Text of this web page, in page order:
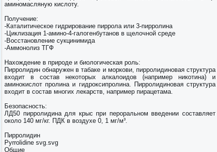
аминомасляную кислоту.
Получение:
-Каталитическое гидрирование пиррола или 3-пирролина
-Циклизация 1-амино-4-галогенбутанов в щелочной среде
-Восстановление сукцинимида
-Аммонолиз ТГФ
Нахождение в природе и биологическая роль:
Пирролидин обнаружен в табаке и моркови, пирролидиновая структура
входит в состав некоторых алкалоидов (например никотина) и
аминокислот пролина и гидроксипролина. Пирролидиновая структура
входит в состав многих лекарств, например пирацетама.
Безопасность:
ЛД50 пирролидина для крыс при пероральном введении составляет
около 140 мг/кг. ПДК в воздухе 0, 1 мг/м³.
Пирролидин
Pyrrolidine svg.svg
Общие